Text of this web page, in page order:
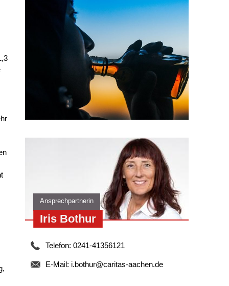
Ansprechpartnerin
Iris Bothur
Telefon: 0241-41356121
E-Mail: i.bothur@caritas-aachen.de